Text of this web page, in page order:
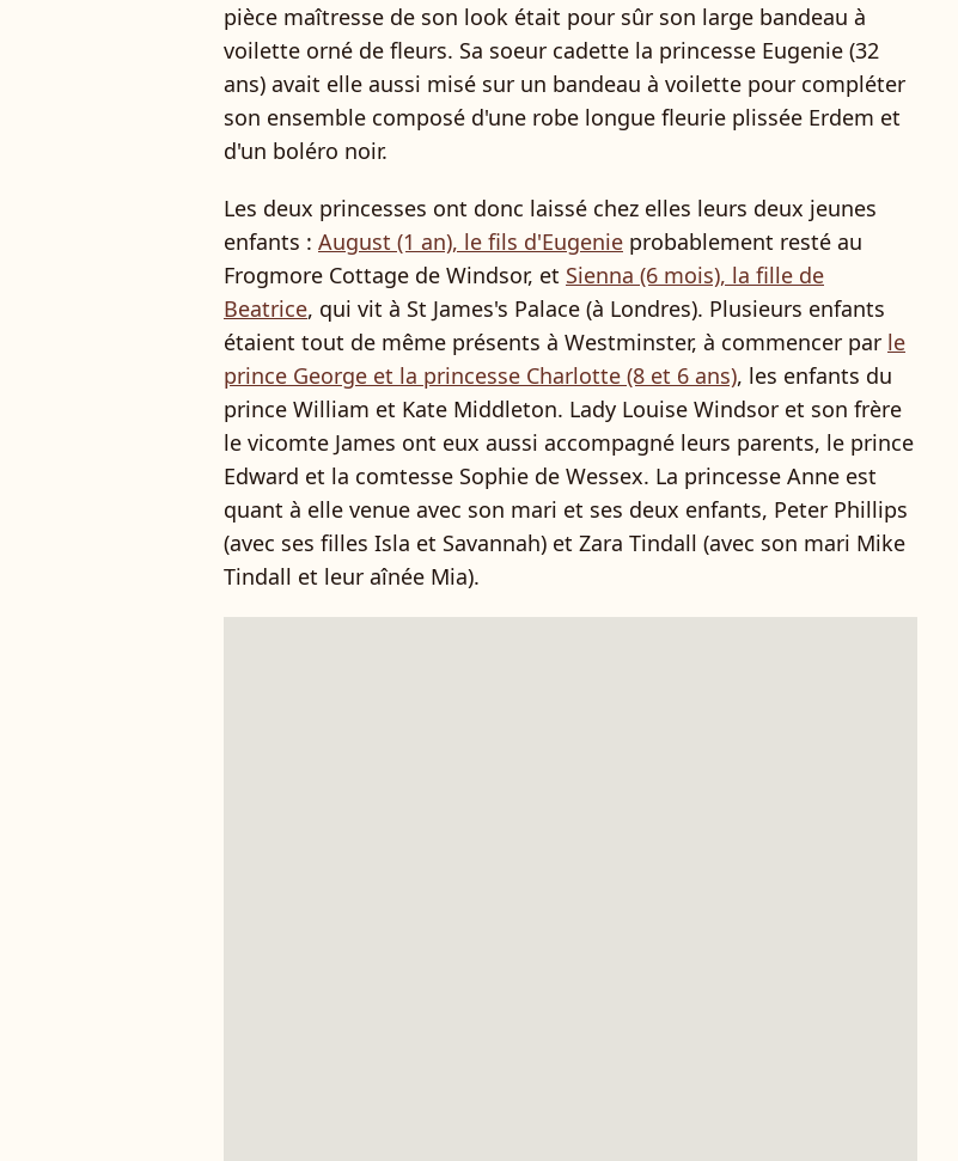
pièce maîtresse de son look était pour sûr son large bandeau à
voilette orné de fleurs. Sa soeur cadette la princesse Eugenie (32
ans) avait elle aussi misé sur un bandeau à voilette pour compléter
son ensemble composé d'une robe longue fleurie plissée Erdem et
d'un boléro noir.
Les deux princesses ont donc laissé chez elles leurs deux jeunes
enfants : August (1 an), le fils d'Eugenie probablement resté au
Frogmore Cottage de Windsor, et Sienna (6 mois), la fille de
Beatrice, qui vit à St James's Palace (à Londres). Plusieurs enfants
étaient tout de même présents à Westminster, à commencer par le
prince George et la princesse Charlotte (8 et 6 ans), les enfants du
prince William et Kate Middleton. Lady Louise Windsor et son frère
le vicomte James ont eux aussi accompagné leurs parents, le prince
Edward et la comtesse Sophie de Wessex. La princesse Anne est
quant à elle venue avec son mari et ses deux enfants, Peter Phillips
(avec ses filles Isla et Savannah) et Zara Tindall (avec son mari Mike
Tindall et leur aînée Mia).